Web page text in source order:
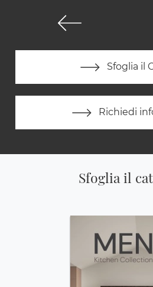
Sfoglia il
Richiedi
Sfoglia il